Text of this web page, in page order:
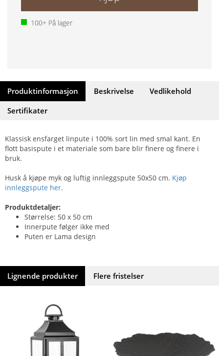
100+ På lager
Produktinformasjon Beskrivelse
Vedlikehold
Sertifikater
Klassisk ensfarget linpute i 100% sort lin med smal kant. En
flott basispute i et materiale som bare blir finere og finere i
bruk.
Husk å kjøpe myk og luftig innleggspute 50x50 cm. Kjøp
innleggspute her.
Produktdetaljer:
Størrelse: 50 x 50 cm
Innerpute følger ikke med
Puten er Lama design
Lignende produkter Flere fristelser